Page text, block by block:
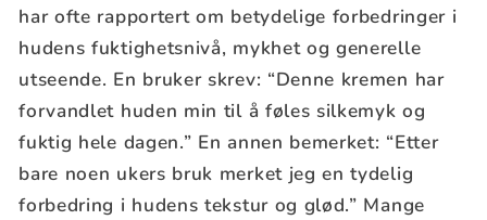
har ofte rapportert om betydelige forbedringer i
hudens fuktighetsnivå, mykhet og generelle
utseende. En bruker skrev: “Denne kremen har
forvandlet huden min til å føles silkemyk og
fuktig hele dagen.” En annen bemerket: “Etter
bare noen ukers bruk merket jeg en tydelig
forbedring i hudens tekstur og glød.” Mange